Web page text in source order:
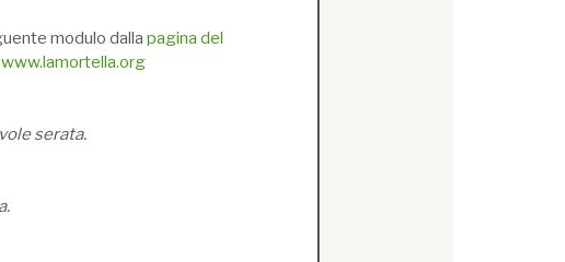
modulo dallapagina del
www.lamortella.org
serata.